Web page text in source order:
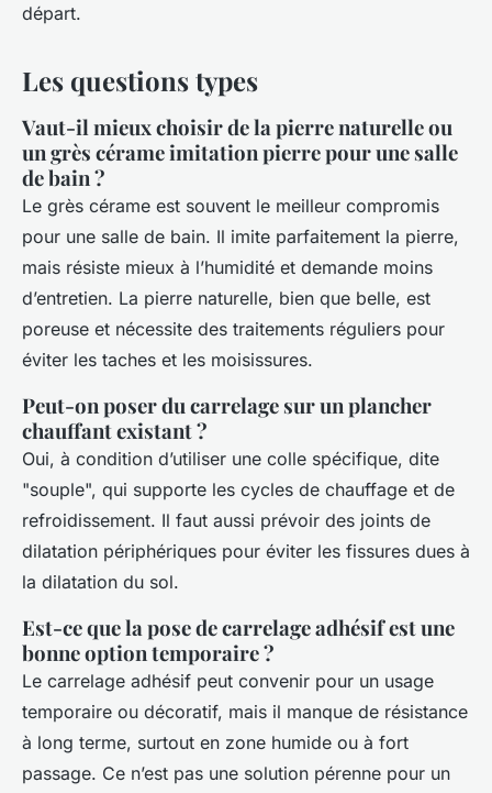
départ.
Les questions types
Vaut-il mieux choisir de la pierre naturelle ou
un grès cérame imitation pierre pour une salle
de bain ?
Le grès cérame est souvent le meilleur compromis
pour une salle de bain. Il imite parfaitement la pierre,
mais résiste mieux à l’humidité et demande moins
d’entretien. La pierre naturelle, bien que belle, est
poreuse et nécessite des traitements réguliers pour
éviter les taches et les moisissures.
Peut-on poser du carrelage sur un plancher
chauffant existant ?
Oui, à condition d’utiliser une colle spécifique, dite
"souple", qui supporte les cycles de chauffage et de
refroidissement. Il faut aussi prévoir des joints de
dilatation périphériques pour éviter les fissures dues à
la dilatation du sol.
Est-ce que la pose de carrelage adhésif est une
bonne option temporaire ?
Le carrelage adhésif peut convenir pour un usage
temporaire ou décoratif, mais il manque de résistance
à long terme, surtout en zone humide ou à fort
passage. Ce n’est pas une solution pérenne pour un